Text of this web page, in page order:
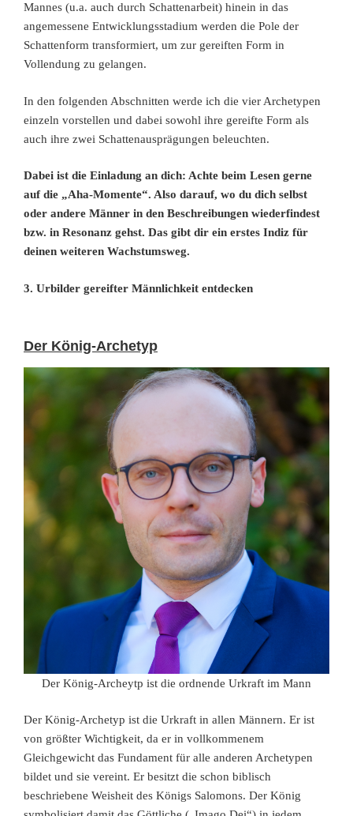
Mannes (u.a. auch durch Schattenarbeit) hinein in das
angemessene Entwicklungsstadium werden die Pole der
Schattenform transformiert, um zur gereiften Form in
Vollendung zu gelangen.
In den folgenden Abschnitten werde ich die vier Archetypen
einzeln vorstellen und dabei sowohl ihre gereifte Form als
auch ihre zwei Schattenausprägungen beleuchten.
Dabei ist die Einladung an dich: Achte beim Lesen gerne
auf die „Aha-Momente“. Also darauf, wo du dich selbst
oder andere Männer in den Beschreibungen wiederfindest
bzw. in Resonanz gehst. Das gibt dir ein erstes Indiz für
deinen weiteren Wachstumsweg.
3. Urbilder gereifter Männlichkeit entdecken
Der König-Archetyp
Der König-Archeytp ist die ordnende Urkraft im Mann
Der König-Archetyp ist die Urkraft in allen Männern. Er ist
von größter Wichtigkeit, da er in vollkommenem
Gleichgewicht das Fundament für alle anderen Archetypen
bildet und sie vereint. Er besitzt die schon biblisch
beschriebene Weisheit des Königs Salomons. Der König